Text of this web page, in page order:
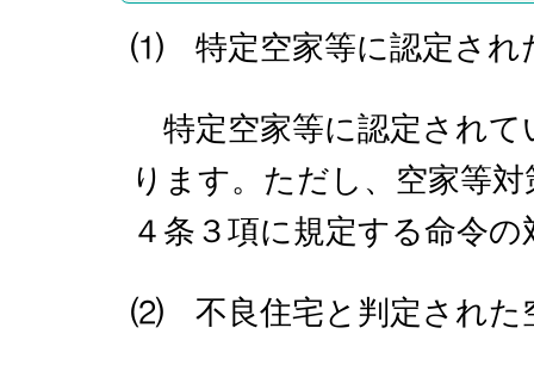
⑴ 特定空家等に認定され
特定空家等に認定されて
ります。ただし、空家等
４条３項に規定する命令
⑵ 不良住宅と判定された